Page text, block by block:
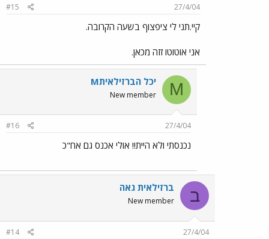
27/4/04
#15
קיי.תני לי ציפצוף בשעה הקרובה.
אני אוטוטו זזה מכאן.
M Mיכל הברזילאית
New member
27/4/04
#16
נכנסתי ולא היית!! אולי אכנס גם אח"כ
ב ברזילאית גאה
New member
27/4/04
#14